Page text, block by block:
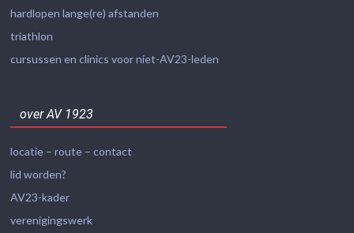
hardlopen lange(re) afstanden
triathlon
cursussen en clinics voor niet-AV23-leden
over AV 1923
locatie – route – contact
lid worden?
AV23-kader
verenigingswerk